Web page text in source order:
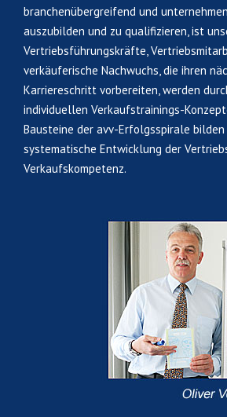
branchenübergreifend und
auszubilden und zu qualifizieren, ist
Vertriebsführungskräfte,
verkäuferische Nachwuchs, die ihren
Karriereschritt vorbereiten, werden
individuellen Verkaufstrainings-
Bausteine der avv-Erfolgsspirale bilden
systematische Entwicklung der
Verkaufskompetenz.